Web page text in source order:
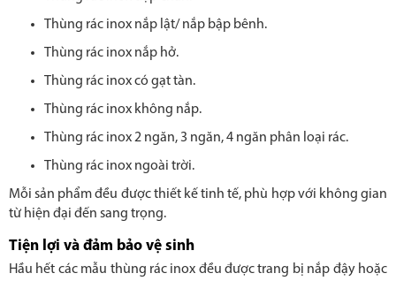
Thùng rác inox nắp lật/ nắp bập bênh.
Thùng rác inox nắp hở.
Thùng rác inox có gạt tàn.
Thùng rác inox không nắp.
Thùng rác inox 2 ngăn, 3 ngăn, 4 ngăn phân loại rác.
Thùng rác inox ngoài trời.
Mỗi sản phẩm đều được thiết kế tinh tế, phù hợp với không gian
từ hiện đại đến sang trọng.
Tiện lợi và đảm bảo vệ sinh
Hầu hết các mẫu thùng rác inox đều được trang bị nắp đậy hoặc